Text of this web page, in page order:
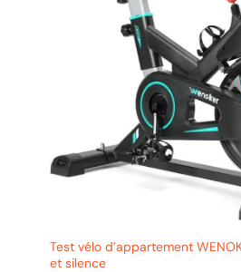
confort
les
vous
【Facile
ranger
conçue
simple
à son
au
Test vélo d’appartement
et silence